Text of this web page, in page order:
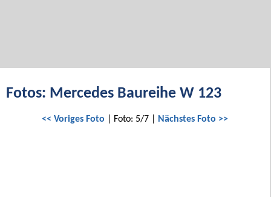
Fotos: Mercedes Baureihe W 123
<< Voriges Foto | Foto: 5/7 | Nächstes Foto >>